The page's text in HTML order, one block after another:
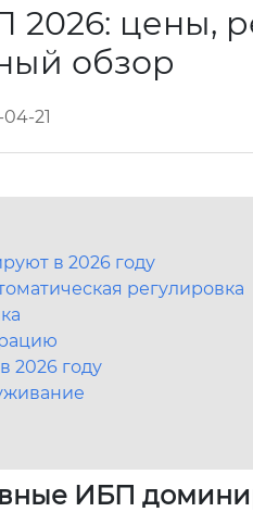
цены,
обзор
21
в 2026 году
регулировка
2026 году
ИБП